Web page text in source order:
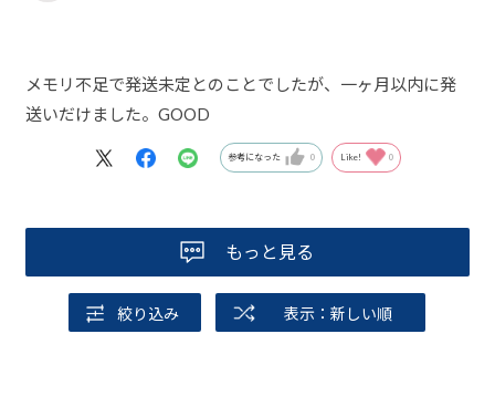
メモリ不足で発送未定とのことでしたが、一ヶ月以内に発
送いだけました。GOOD
参考になった 0 Like! 0
もっと見る
絞り込み 表示：新しい順